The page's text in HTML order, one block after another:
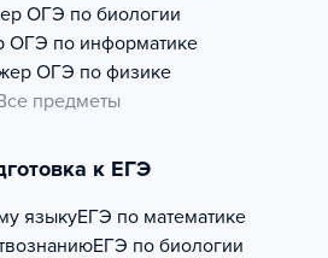
ОГЭ по биологии
ОГЭ по информатике
ОГЭ по физике
предметы
к ЕГЭ
языкуЕГЭ по математике
ЕГЭ по биологии